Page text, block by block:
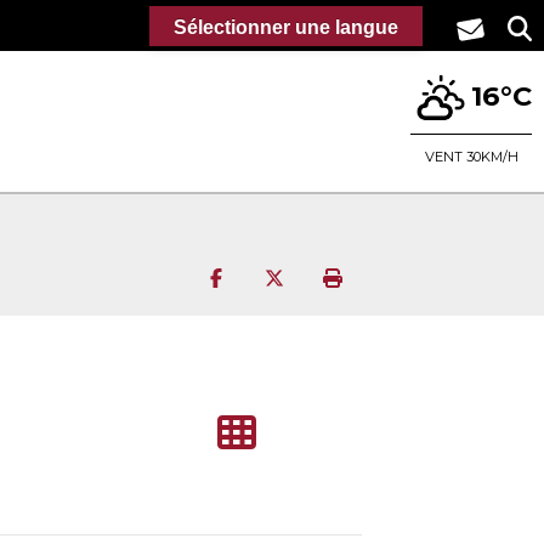
16°C
VENT 30KM/H
Partager sur Facebook
Partager sur Twitter
Imprimer la page
Sélectionner une langue